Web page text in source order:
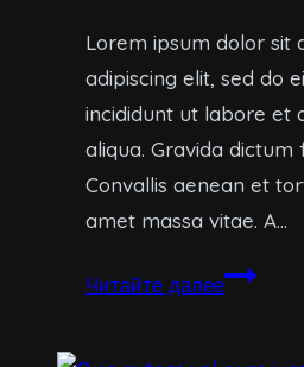
Lorem ipsum dolor sit
adipiscing elit, sed do
incididunt ut labore et
aliqua. Gravida
Convallis aenean et
amet massa vitae. A…
Читайте далееAt